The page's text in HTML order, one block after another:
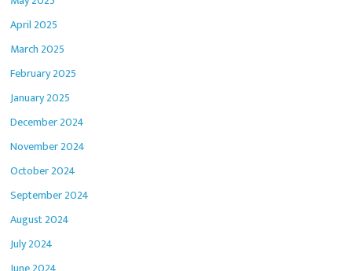
April 2025
March 2025
February 2025
January 2025
December 2024
November 2024
October 2024
September 2024
August 2024
July 2024